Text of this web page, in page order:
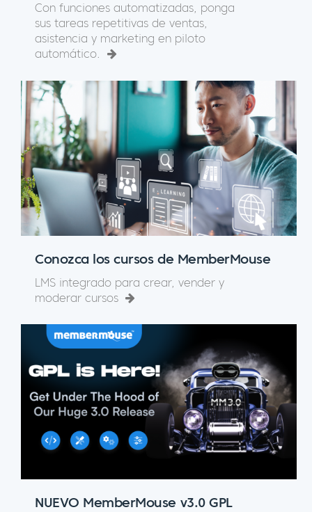
Con funciones automatizadas, ponga
sus tareas repetitivas de ventas,
asistencia y marketing en piloto
automático.
Conozca los cursos de MemberMouse
LMS integrado para crear, vender y
moderar cursos
NUEVO MemberMouse v3.0 GPL